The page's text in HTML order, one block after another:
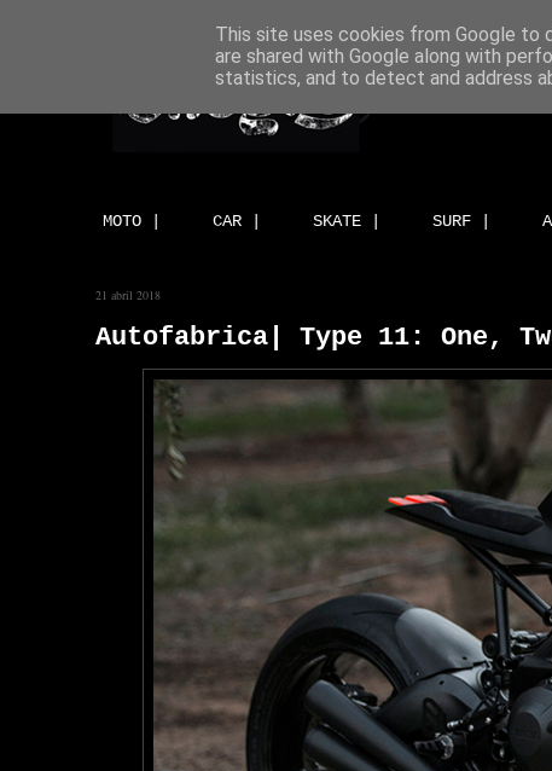
MOTO | CAR | SKATE | SURF |
21 abril 2018
Autofabrica| Type 11: One,
This site uses cookies from Google to
are shared with Google along with
statistics, and to detect and address